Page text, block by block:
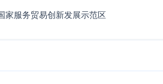
家服务贸易创新发展示范区